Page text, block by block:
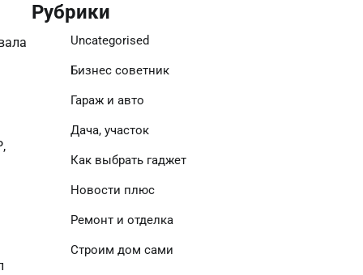
Рубрики
Uncategorised
Бизнес советник
Гараж и авто
Дача, участок
Как выбрать гаджет
Новости плюс
Ремонт и отделка
Строим дом сами